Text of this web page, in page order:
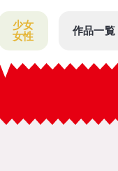
少女
女性
作品一覧